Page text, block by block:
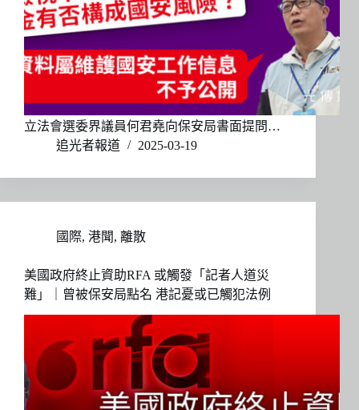
立法會選委界議員何君堯向保安局書面提問…
追光者報道
2025-03-19
國際, 港聞, 離散
美國政府終止資助RFA 或觸發「記者人道災
難」｜曾被保安局點名 港記憂或已觸犯法例